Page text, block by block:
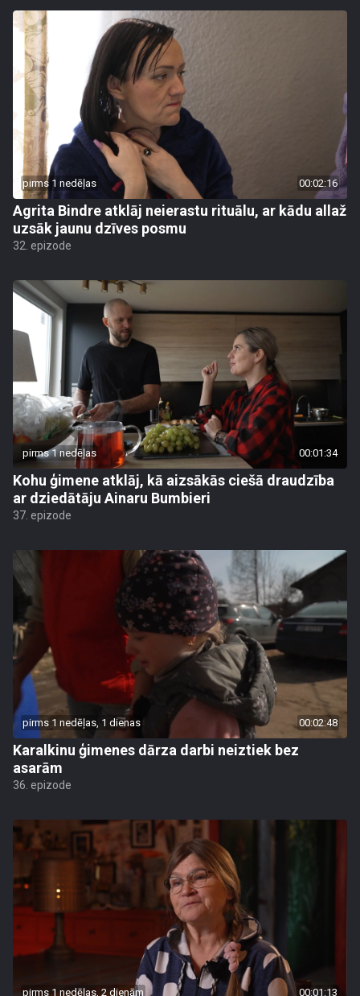
pirms 1 nedēļas 00:02:16
Agrita Bindre atklāj neierastu rituālu, ar kādu allaž
uzsāk jaunu dzīves posmu
32. epizode
pirms 1 nedēļas 00:01:34
Kohu ģimene atklāj, kā aizsākās ciešā draudzība
ar dziedātāju Ainaru Bumbieri
37. epizode
pirms 1 nedēļas, 1 dienas 00:02:48
Karalkinu ģimenes dārza darbi neiztiek bez
asarām
36. epizode
pirms 1 nedēļas, 2 dienām 00:01:13